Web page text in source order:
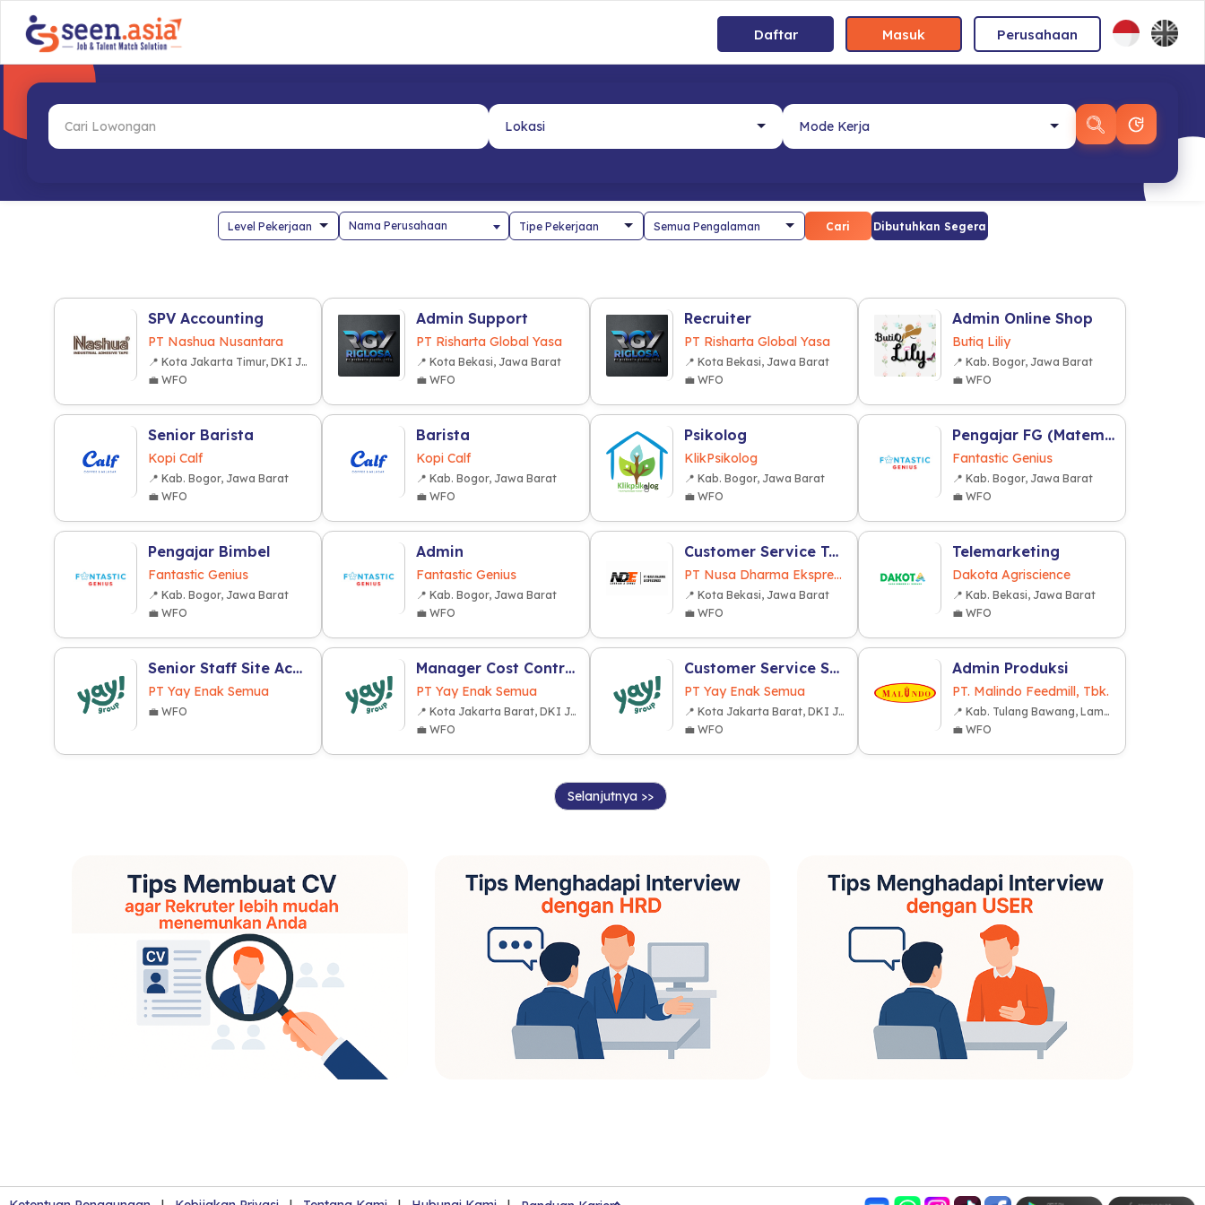
Daftar Masuk Perusahaan
Nama Perusahaan Cari Dibutuhkan Segera
SPV Accounting
PT Nashua Nusantara
📍 Kota Jakarta Timur, DKI Jakarta
💼 WFO
Admin Support
PT Risharta Global Yasa
📍 Kota Bekasi, Jawa Barat
💼 WFO
Recruiter
PT Risharta Global Yasa
📍 Kota Bekasi, Jawa Barat
💼 WFO
Admin Online Shop
Butiq Liliy
📍 Kab. Bogor, Jawa Barat
💼 WFO
Senior Barista
Kopi Calf
📍 Kab. Bogor, Jawa Barat
💼 WFO
Barista
Kopi Calf
📍 Kab. Bogor, Jawa Barat
💼 WFO
Psikolog
KlikPsikolog
📍 Kab. Bogor, Jawa Barat
💼 WFO
Pengajar FG (Matematika)
Fantastic Genius
📍 Kab. Bogor, Jawa Barat
💼 WFO
Pengajar Bimbel
Fantastic Genius
📍 Kab. Bogor, Jawa Barat
💼 WFO
Admin
Fantastic Genius
📍 Kab. Bogor, Jawa Barat
💼 WFO
Customer Service Team (CST) Leader
PT Nusa Dharma Ekspresindo
📍 Kota Bekasi, Jawa Barat
💼 WFO
Telemarketing
Dakota Agriscience
📍 Kab. Bekasi, Jawa Barat
💼 WFO
Senior Staff Site Acquisition (F&B Industry)
PT Yay Enak Semua
💼 WFO
Manager Cost Control (F&B Industry)
PT Yay Enak Semua
📍 Kota Jakarta Barat, DKI Jakarta
💼 WFO
Customer Service Social Media (F&B Industry)
PT Yay Enak Semua
📍 Kota Jakarta Barat, DKI Jakarta
💼 WFO
Admin Produksi
PT. Malindo Feedmill, Tbk.
📍 Kab. Tulang Bawang, Lampung
💼 WFO
Selanjutnya >>